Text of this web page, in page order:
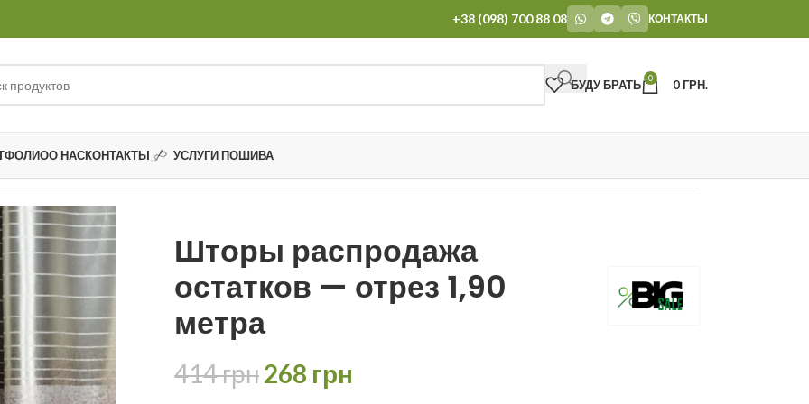
+38 (098) 700 88 08 КОНТАКТЫ
БУДУ БРАТЬ 0 0ГРН.
О НАСКОНТАКТЫ УСЛУГИ ПОШИВА
Шторы распродажа остатков — отрез 1,90 метра
Шторы распродажа
остатков — отрез 1,90
метра
414грн268 грн